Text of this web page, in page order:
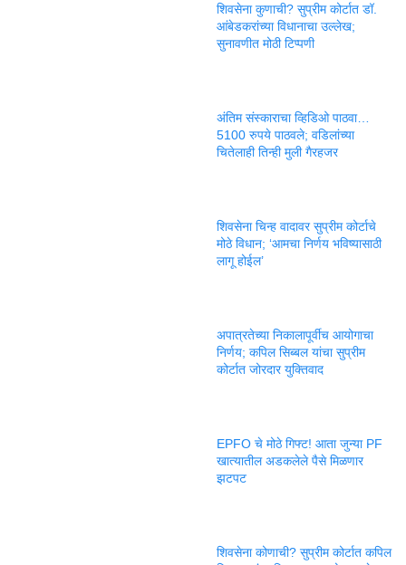
शिवसेना कुणाची? सुप्रीम कोर्टात डॉ.
आंबेडकरांच्या विधानाचा उल्लेख;
सुनावणीत मोठी टिप्पणी
अंतिम संस्काराचा व्हिडिओ पाठवा…
5100 रुपये पाठवले; वडिलांच्या
चितेलाही तिन्ही मुली गैरहजर
शिवसेना चिन्ह वादावर सुप्रीम कोर्टाचे
मोठे विधान; ‘आमचा निर्णय भविष्यासाठी
लागू होईल’
अपात्रतेच्या निकालापूर्वीच आयोगाचा
निर्णय; कपिल सिब्बल यांचा सुप्रीम
कोर्टात जोरदार युक्तिवाद
EPFO चे मोठे गिफ्ट! आता जुन्या PF
खात्यातील अडकलेले पैसे मिळणार
झटपट
शिवसेना कोणाची? सुप्रीम कोर्टात कपिल